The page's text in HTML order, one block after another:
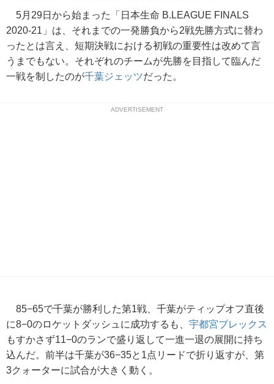
5月29日から始まった「日本生命 B.LEAGUE FINALS
2020-21」は、それまでの一発勝負から2戦先勝方式に替わ
ったとは言え、短期決戦における初戦の重要性は改めて言
うまでもない。それぞれのチームが先勝を目指して臨んだ
一戦を制したのが千葉ジェッツだった。
ADVERTISEMENT
85−65で千葉が勝利した第1戦、千葉がティップオフ直後
に8−0のロケットダッシュに成功するも、 宇都宮ブレックス
もすかさず11−0のランで盛り返して一進一退の展開に持ち
込んだ。前半は千葉が36−35と1点リードで折り返すが、第
3クォーターに試合が大きく動く。